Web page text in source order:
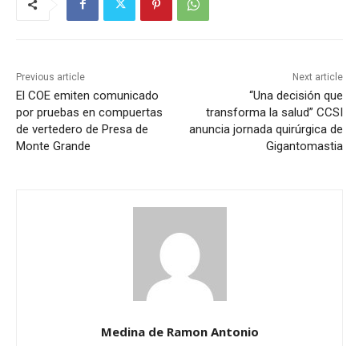
Previous article
El COE emiten comunicado
por pruebas en compuertas
de vertedero de Presa de
Monte Grande
Next article
“Una decisión que
transforma la salud” CCSI
anuncia jornada quirúrgica de
Gigantomastia
Medina de Ramon Antonio